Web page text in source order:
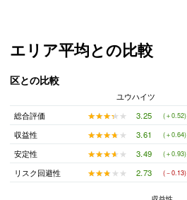
エリア平均との比較
区との比較
ユウハイツ
総合評価
★★★★★
★★★★★ 3.25 (＋0.52)
収益性
★★★★★
★★★★★ 3.61 (＋0.64)
安定性
★★★★★
★★★★★ 3.49 (＋0.93)
リスク回避性
★★★★★
★★★★★ 2.73 (－0.13)